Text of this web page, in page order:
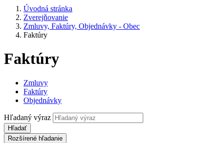
Úvodná stránka
Zverejňovanie
Zmluvy, Faktúry, Objednávky - Obec
Faktúry
Faktúry
Zmluvy
Faktúry
Objednávky
Hľadaný výraz
Hľadať
Rozšírené hľadanie